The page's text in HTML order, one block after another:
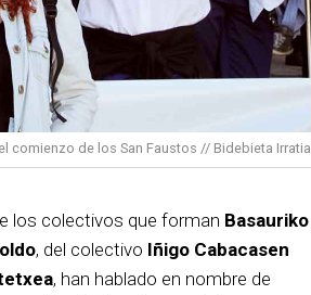
comienzo de los San Faustos // Bidebieta Irratia
los colectivos que forman Basauriko
, del colectivo Iñigo Cabacasen
, han hablado en nombre de